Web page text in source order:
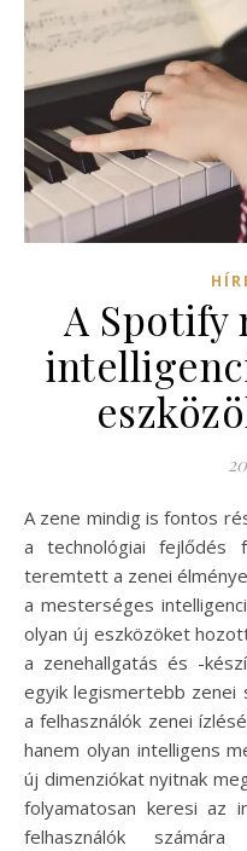
A Spotify
A zene mindig is fontos része volt az emberi kultúrának, és
a technológiai fejlődés
teremtett a zenei
a mesterséges
olyan új eszközöket
a zenehallgatás és -
egyik legismertebb zenei
a felhasználók zenei
hanem olyan intelligens
új dimenziókat nyitnak
folyamatosan keresi az
felhasználók